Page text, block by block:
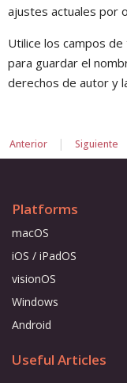
ajustes actuales por
Utilice los campos
para guardar el
derechos de autor y
Anterior | Siguiente
Platforms
macOS
iOS / iPadOS
visionOS
Windows
Android
Useful Articles